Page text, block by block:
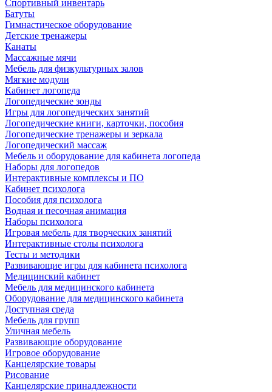
Спортивный инвентарь
Батуты
Гимнастическое оборудование
Детские тренажеры
Канаты
Массажные мячи
Мебель для физкультурных залов
Мягкие модули
Кабинет логопеда
Логопедические зонды
Игры для логопедических занятий
Логопедические книги, карточки, пособия
Логопедические тренажеры и зеркала
Логопедический массаж
Мебель и оборудование для кабинета логопеда
Наборы для логопедов
Интерактивные комплексы и ПО
Кабинет психолога
Пособия для психолога
Водная и песочная анимация
Наборы психолога
Игровая мебель для творческих занятий
Интерактивные столы психолога
Тесты и методики
Развивающие игры для кабинета психолога
Медицинский кабинет
Мебель для медицинского кабинета
Оборудование для медицинского кабинета
Доступная среда
Мебель для групп
Уличная мебель
Развивающие оборудование
Игровое оборудование
Канцелярские товары
Рисование
Канцелярские принадлежности